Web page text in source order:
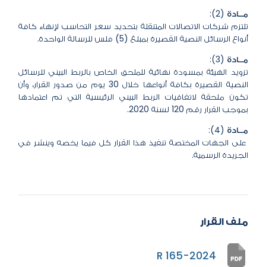
مــادة (2):
تلتزم شركات الاتصالات المتنقلة بتحديد سعر التحاسب لإنهاء كافة
أنواع الرسائل النصية القصيرة بمبلغ (5) فلس للرسالة الواحدة.
مــادة (3):
تزويد الهيئة بمسودة نهائية للملحق الخاص بالربط البيني للرسائل
النصية القصيرة بكافة أنواعها خلال 30 يوم من صدور القرار، وأن
تكون ملحقة لاتفاقيات الربط البيني الرئيسية التي تم اعتمادها
بموجب القرار رقم 120 لسنة 2020.
مــادة (4):
على الجهات المختصة تنفيذ هذا القرار كل فيما يخصه وينشر في
الجريدة الرسمية.
ملف القرار
R 165-2024